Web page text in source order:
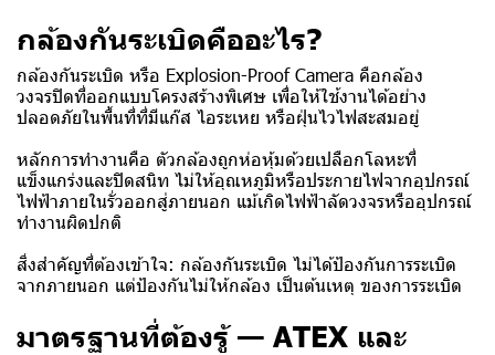
กล้องกันระเบิดคืออะไร?
กล้องกันระเบิด หรือ Explosion-Proof Camera คือกล้อง
วงจรปิดที่ออกแบบโครงสร้างพิเศษ เพื่อให้ใช้งานได้อย่าง
ปลอดภัยในพื้นที่ที่มีแก๊ส ไอระเหย หรือฝุ่นไวไฟสะสมอยู่
หลักการทำงานคือ ตัวกล้องถูกห่อหุ้มด้วยเปลือกโลหะที่
แข็งแกร่งและปิดสนิท ไม่ให้อุณหภูมิหรือประกายไฟจากอุปกรณ์
ไฟฟ้าภายในรั่วออกสู่ภายนอก แม้เกิดไฟฟ้าลัดวงจรหรืออุปกรณ์
ทำงานผิดปกติ
สิ่งสำคัญที่ต้องเข้าใจ: กล้องกันระเบิด ไม่ได้ป้องกันการระเบิด
จากภายนอก แต่ป้องกันไม่ให้กล้อง เป็นต้นเหตุ ของการระเบิด
มาตรฐานที่ต้องรู้ — ATEX และ